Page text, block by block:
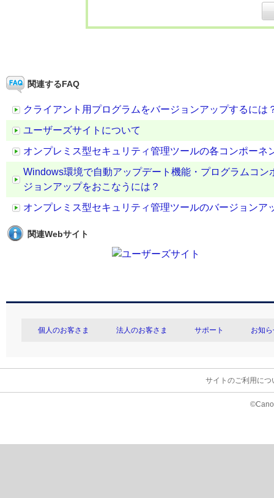
関連するFAQ
クライアント用プログラムをバージョンアップするには
ユーザーズサイトについて
オンプレミス型セキュリティ管理ツールの各コンポーネ
Windows環境で自動アップデート機能・プログラムコ
ジョンアップをおこなうには？
オンプレミス型セキュリティ管理ツールのバージョンア
関連Webサイト
個人のお客さま 法人のお客さま サポート お知
サイトのご利用につ